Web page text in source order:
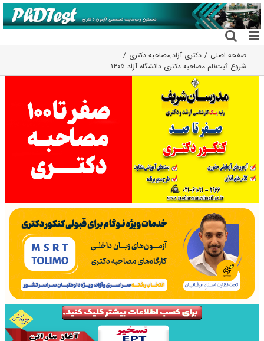
رفتن
به
محتوا
صفحه اصلی دکتری آزاد,مصاحبه دکتری
شروع ثبت‌نام مصاحبه دکتری دانشگاه آزاد ۱۴۰۵